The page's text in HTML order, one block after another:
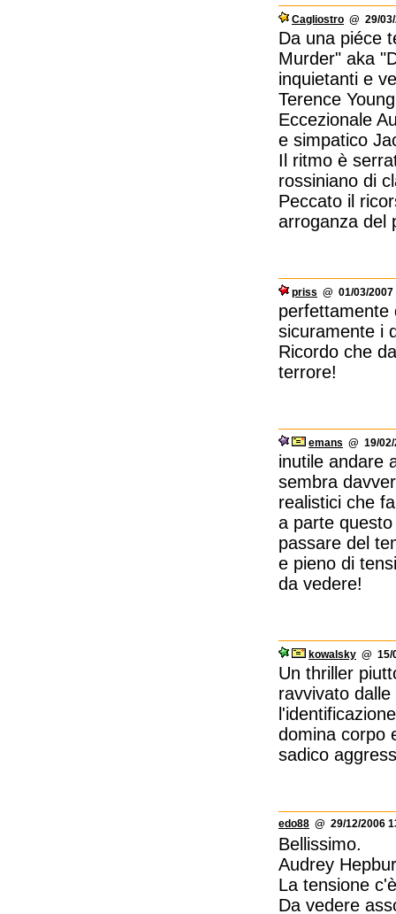
Cagliostro @ 29/
Da una piéce
Murder" aka
inquietanti e
Terence
Eccezionale
e simpatico
Il ritmo è
rossiniano di
Peccato il
arroganza del
priss @ 01/03/
perfettamente
sicuramente i
Ricordo che
terrore!
emans @ 19/
inutile andare
sembra
realistici che
a parte
passare del
e pieno di
da vedere!
kowalsky @ 15/
Un thriller
ravvivato
domina corpo
sadico
edo88 @ 29/12/2006
Bellissimo.
Audrey
La tensione
Da vedere